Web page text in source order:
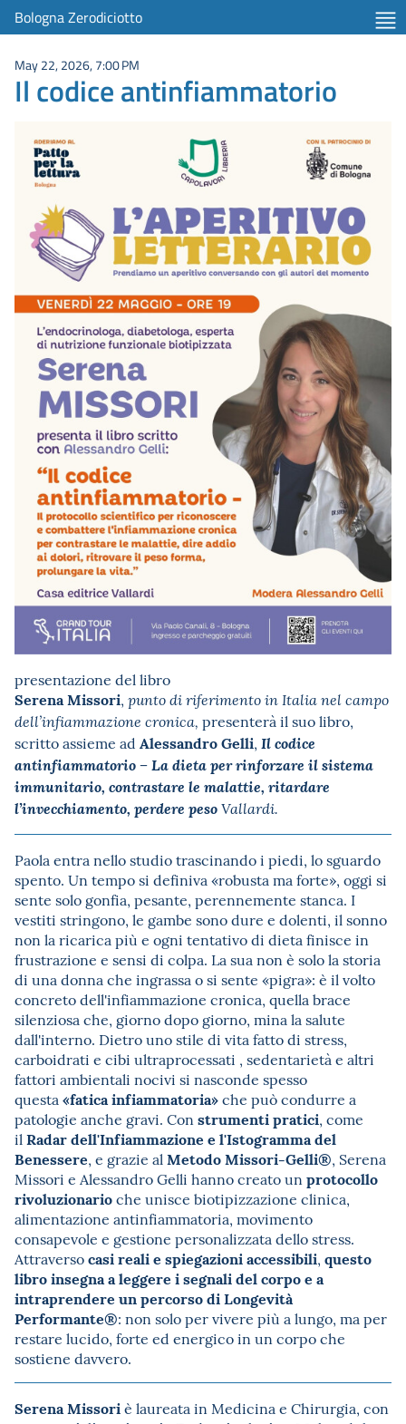
Bologna Zerodiciotto
May 22, 2026, 7:00 PM
Il codice antinfiammatorio
presentazione del libro
Serena Missori, punto di riferimento in Italia nel campo
dell’infiammazione cronica, presenterà il suo libro,
scritto assieme ad Alessandro Gelli, Il codice
antinfiammatorio – La dieta per rinforzare il sistema
immunitario, contrastare le malattie, ritardare
l’invecchiamento, perdere pesoVallardi.
Paola entra nello studio trascinando i piedi, lo sguardo
spento. Un tempo si definiva «robusta ma forte», oggi si
sente solo gonfia, pesante, perennemente stanca. I
vestiti stringono, le gambe sono dure e dolenti, il sonno
non la ricarica più e ogni tentativo di dieta finisce in
frustrazione e sensi di colpa. La sua non è solo la storia
di una donna che ingrassa o si sente «pigra»: è il volto
concreto dell'infiammazione cronica, quella brace
silenziosa che, giorno dopo giorno, mina la salute
dall'interno. Dietro uno stile di vita fatto di stress,
carboidrati e cibi ultraprocessati , sedentarietà e altri
fattori ambientali nocivi si nasconde spesso
questa «fatica infiammatoria»che può condurre a
patologie anche gravi. Con strumenti pratici, come
il Radar dell'Infiammazione e l'Istogramma del
Benessere, e grazie al Metodo Missori-Gelli®, Serena
Missori e Alessandro Gelli hanno creato un protocollo
rivoluzionarioche unisce biotipizzazione clinica,
alimentazione antinfiammatoria, movimento
consapevole e gestione personalizzata dello stress.
Attraversocasi reali e spiegazioni accessibili, questo
libro insegna a leggere i segnali del corpo e a
intraprendere un percorso di Longevità
Performante®: non solo per vivere più a lungo, ma per
restare lucido, forte ed energico in un corpo che
sostiene davvero.
Serena Missoriè laureata in Medicina e Chirurgia, con